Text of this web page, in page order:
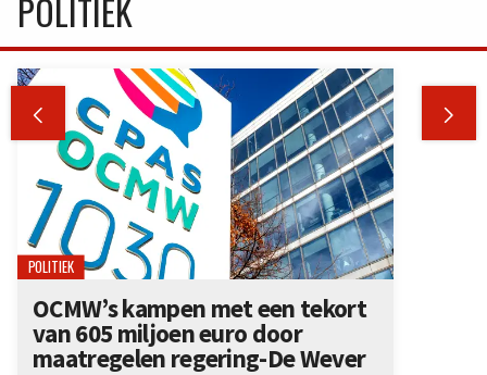
POLITIEK
 
POLITIEK
OCMW’s kampen met een tekort
van 605 miljoen euro door
maatregelen regering-De Wever